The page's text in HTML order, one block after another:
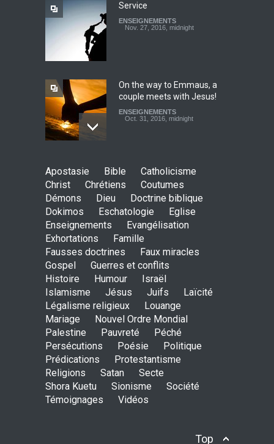
Look at your neighbour with
Service
ENSEIGNEMENTS
Nov. 27, 2016, midnight
On the way to Emmaus, a
couple meets with Jesus!
ENSEIGNEMENTS
Oct. 31, 2016, midnight
ENSEIGNEMENTS
Sept. 18, 2016, midnight
Is the Lord really with me ?
Aug. 28, 2016, midnight
Holy water - Dokimos 23
ENSEIGNEMENTS
June 26, 2016, midnight
The language of God
Apostasie Bible
Catholicisme
Christ
Chrétiens
Coutumes
Démons
Dieu
Doctrine biblique
Dokimos
Eschatologie
Eglise
Enseignements
Evangélisation
Exhortations
Famille
Fausses doctrines
Faux miracles
Gospel
Guerres et conflits
Histoire
Humour
Israël
Islamisme
Jésus Juifs
Laïcité
Légalisme religieux
Louange
Mariage
Nouvel Ordre Mondial
Palestine
Pauvreté
Péché
Persécutions
Poésie
Politique
Prédications
Protestantisme
Religions
Satan
Secte
Shora Kuetu
Sionisme
Société
Témoignages
Vidéos
Top